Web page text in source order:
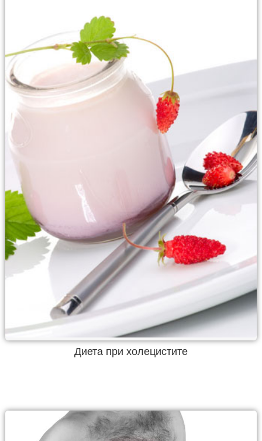
Диета при холецистите